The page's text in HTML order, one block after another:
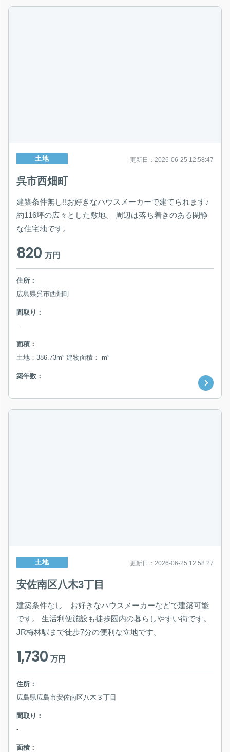
土地 更新日：2026-06-25 12:58:47
呉市西畑町
建築条件無し!!お好きなハウスメーカーで建てられます♪
約116坪の広々とした敷地。 周辺は落ち着きのある閑静
な住宅地です。
820 万円
住所：
広島県呉市西畑町
間取り：
-
面積：
土地：386.73m² 建物面積：-m²
築年数：
土地 更新日：2026-06-25 12:58:27
安佐南区八木3丁目
建築条件なし お好きなハウスメーカーなどで建築可能
です。 生活利便施設も徒歩圏内の暮らしやすい街です。
JR梅林駅まで徒歩7分の便利な立地です。
1,730万円
住所：
広島県広島市安佐南区八木３丁目
間取り：
-
面積：